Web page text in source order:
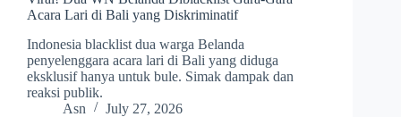
Acara Lari di Bali yang Diskriminatif
Indonesia blacklist dua warga Belanda
penyelenggara acara lari di Bali yang diduga
eksklusif hanya untuk bule. Simak dampak dan
reaksi publik.
Asn
July 27, 2026